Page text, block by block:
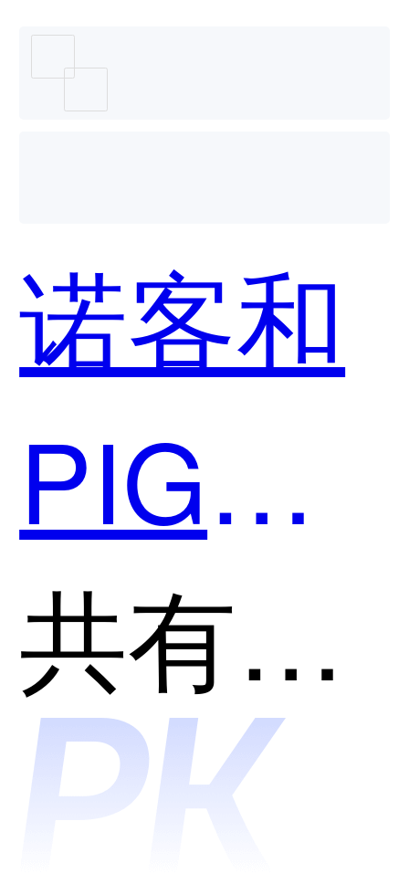
个好
用？
诺客和
哪个好
用？
共有分类：智能运维(AIOps)